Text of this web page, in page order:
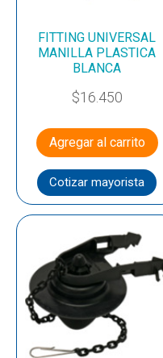
FITTING UNIVERSAL
MANILLA PLASTICA
BLANCA
$16.450
Agregar al carrito
Cotizar mayorista